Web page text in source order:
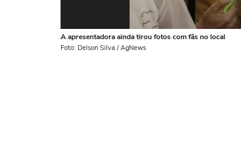
A apresentadora ainda tirou fotos com fãs no local
Foto: Delson Silva / AgNews